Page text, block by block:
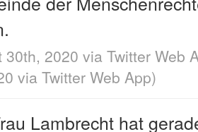
30th, 2020 via Twitter Web
via Twitter Web App)
Lambrecht hat